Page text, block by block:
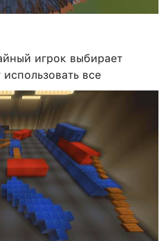
игрок выбирает
все